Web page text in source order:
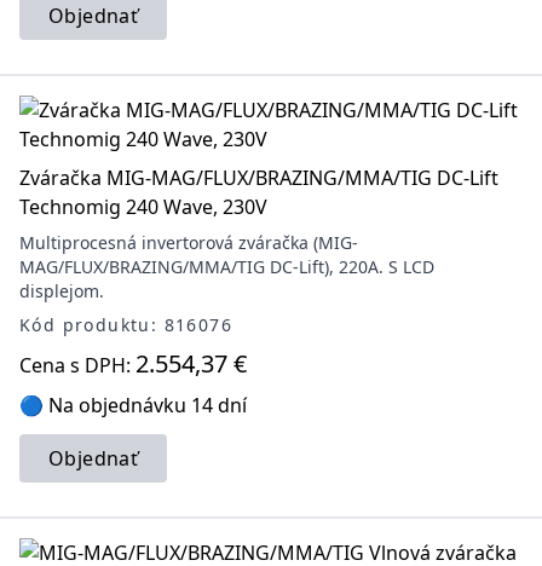
Objednať
Zváračka MIG-MAG/FLUX/BRAZING/MMA/TIG DC-Lift
Technomig 240 Wave, 230V
Multiprocesná invertorová zváračka (MIG-
MAG/FLUX/BRAZING/MMA/TIG DC-Lift), 220A. S LCD
displejom.
Kód produktu: 816076
Cena s DPH: 2.554,37 €
🔵 Na objednávku 14 dní
Objednať